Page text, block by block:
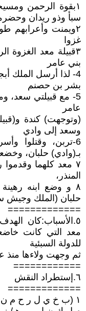
۱بقوة الرحمن
سبأ وذو ريدان
٢ويمنت وأعرابهم
غزوا
۳قبيلة معد الغزوة
بني عامر
4- لذا أرسل الملك أبجر مع كندة و(قبيلة) عل والقائد
بشر بن حصنم
5- مع قبيلتي سعد،
عامر
(وتوجهت) كندة
وسعد إلى وادي
6-تربن، وقتلوا
بـ(وادي) حلبان،
۷ معد كلهما
المنذر،
۸ و وضع ابنه
حلبان (الملك وجيش
=============
٥.الأسباب:كان
معد التي كانت
للدولة السبئية
ثم وجهت ولاءها منذ عام 549 م للنفوذ
============
٦.إستطراد النقش
=============
١ (ب خ ي ل ر ح م ن ن وم س ح هـ و/